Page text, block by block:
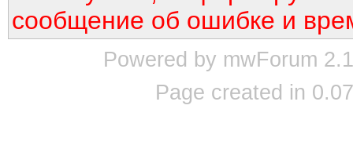
сообщение об ошибке и
Powered by mwForum
Page created in